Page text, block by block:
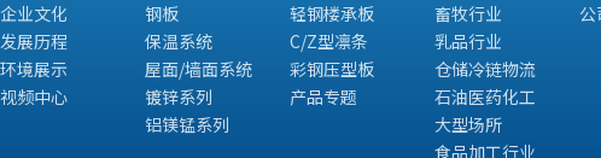
企业文化
发展历程
环境展示
视频中心
钢板
保温系统
屋面/墙面系统
镀锌系列
铝镁锰系列
轻钢楼承板
C/Z型凛条
彩钢压型板
产品专题
畜牧行业
乳品行业
仓储冷链物流
石油医药化工
大型场所
食品加工行业